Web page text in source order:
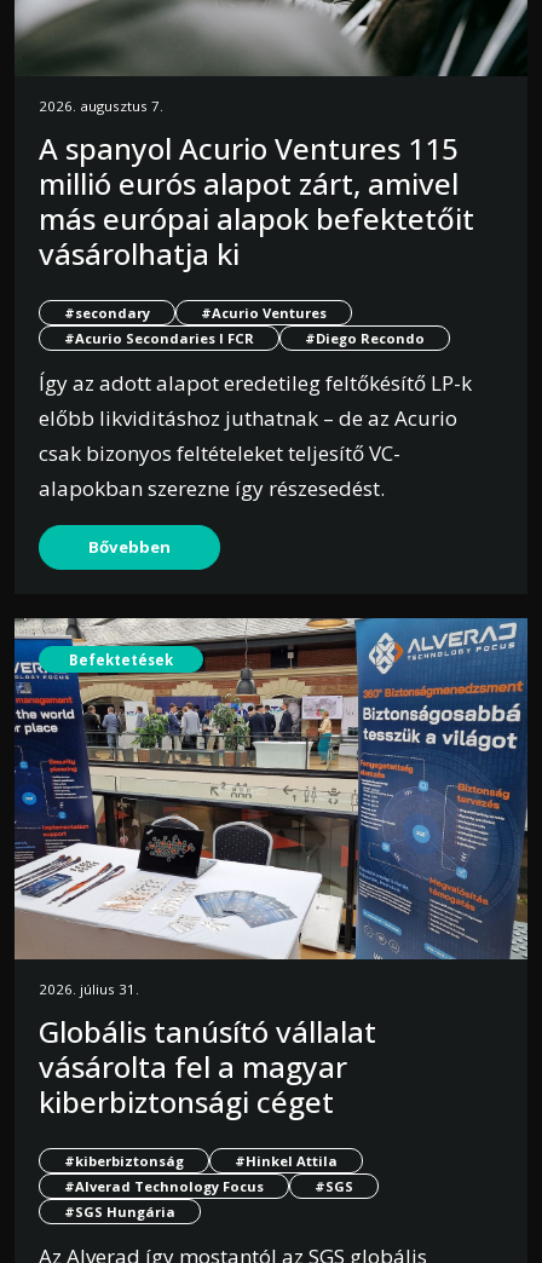
2026. augusztus 7.
A spanyol Acurio Ventures 115
millió eurós alapot zárt, amivel
más európai alapok befektetőit
vásárolhatja ki
#secondary
#Acurio Ventures
#Acurio Secondaries I FCR
#Diego Recondo
Így az adott alapot eredetileg feltőkésítő LP-k
előbb likviditáshoz juthatnak – de az Acurio
csak bizonyos feltételeket teljesítő VC-
alapokban szerezne így részesedést.
Bővebben
Befektetések
2026. július 31.
Globális tanúsító vállalat
vásárolta fel a magyar
kiberbiztonsági céget
#kiberbiztonság
#Hinkel Attila
#Alverad Technology Focus
#SGS
#SGS Hungária
Az Alverad így mostantól az SGS globális